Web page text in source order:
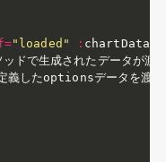
="loaded" : chartData
で生成されたデータが渡